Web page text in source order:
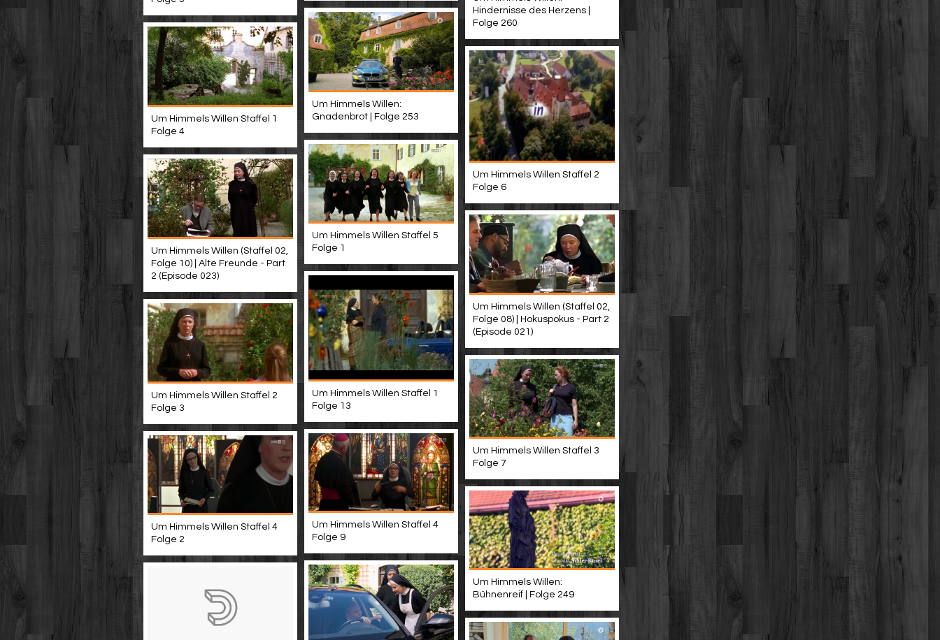
Hindernisse des Herzens |
Folge 260
Um Himmels Willen:
Gnadenbrot | Folge 253
Um Himmels Willen Staffel 1
Folge 4
Um Himmels Willen Staffel 2
Folge 6
Um Himmels Willen Staffel 5
Folge 1
Um Himmels Willen (Staffel 02,
Folge 10) | Alte Freunde - Part
2 (Episode 023)
Um Himmels Willen (Staffel 02,
Folge 08) | Hokuspokus - Part 2
(Episode 021)
Um Himmels Willen Staffel 1
Folge 13
Um Himmels Willen Staffel 2
Folge 3
Um Himmels Willen Staffel 3
Folge 7
Um Himmels Willen Staffel 4
Folge 9
Um Himmels Willen Staffel 4
Folge 2
Um Himmels Willen:
Bühnenreif | Folge 249